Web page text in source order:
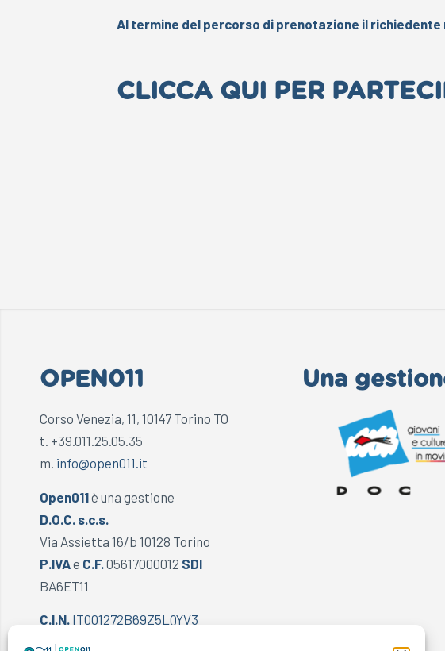
Al termine del percorso di prenotazione il richiedente
CLICCA QUI PER
OPEN011
Corso Venezia, 11, 10147 Torino TO
t. +39.011.25.05.35
m. info@open011.it
Open011è una gestione
D.O.C. s.c.s.
Via Assietta 16/b 10128 Torino
P.IVAe C.F. 05617000012 SDI
BA6ET11
C.I.N. IT001272B69Z5LQYV3
Una